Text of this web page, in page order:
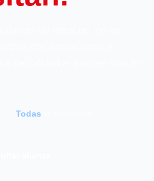
Todas